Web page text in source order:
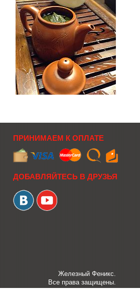
ПРИНИМАЕМ К ОПЛАТЕ
ДОБАВЛЯЙТЕСЬ В ДРУЗЬЯ
Железный Феникс.
Все права защищены.